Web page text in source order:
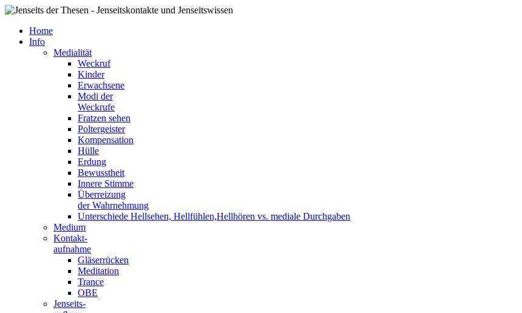
Home
Info
Medialität
Weckruf
Kinder
Erwachsene
Modi der
Weckrufe
Fratzen sehen
Poltergeister
Kompensation
Hülle
Erdung
Bewusstheit
Innere Stimme
Überreizung
der Wahrnehmung
Unterschiede Hellsehen, Hellfühlen,Hellhören vs. mediale Durchgaben
Medium
Kontakt-
aufnahme
Gläserrücken
Meditation
Trance
OBE
Jenseits-